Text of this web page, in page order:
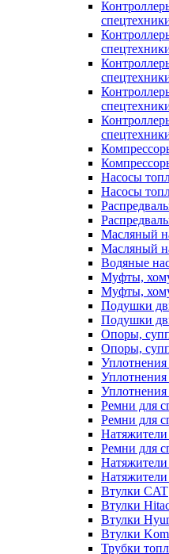
Насосы
Насосы
Масляный
Масляный
Водяные
Муфты,
Муфты,
Подушки
Подушки
Опоры,
Опоры,
Ремни для
Ремни для
Ремни для
Втулки CAT
Втулки
Втулки
Втулки
Трубки